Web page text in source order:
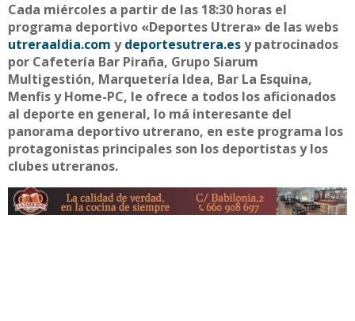
Cada miércoles a partir de las 18:30 horas el
programa deportivo «Deportes Utrera» de las webs
utreraaldia.com ydeportesutrera.esy patrocinados
por Cafetería Bar Piraña, Grupo Siarum
Multigestión, Marquetería Idea, Bar La Esquina,
Menfis y Home-PC, le ofrece a todos los aficionados
al deporte en general, lo má interesante del
panorama deportivo utrerano, en este programa los
protagonistas principales son los deportistas y los
clubes utreranos.